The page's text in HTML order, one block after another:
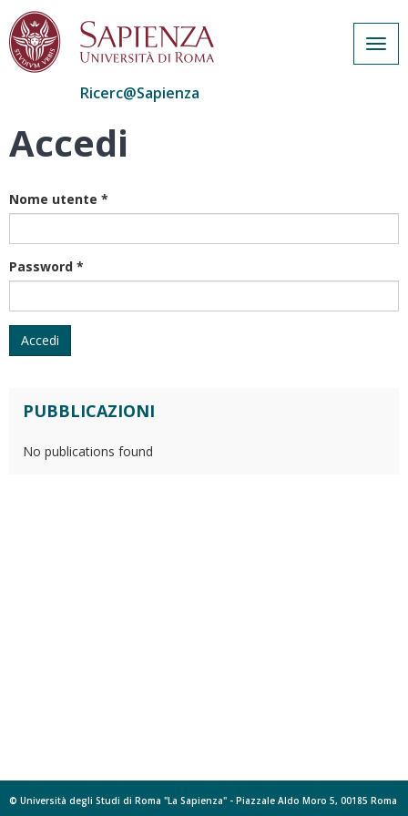
Salta
Ricerc@Sapienza
Accedi
Nome utente *
Password *
Accedi
PUBBLICAZIONI
No publications found
© Università degli Studi di Roma "La Sapienza" - Piazzale Aldo Moro 5, 00185 Roma